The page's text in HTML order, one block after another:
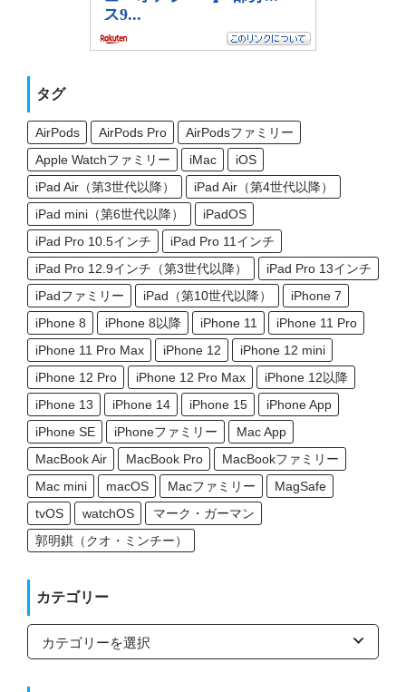
タグ
AirPods AirPods Pro
AirPodsファミリー
Apple Watchファミリー
iMac
iOS
iPad Air（第3世代以降）
iPad Air（第4世代以降）
iPad mini（第6世代以降）
iPadOS
iPad Pro 10.5インチ
iPad Pro 11インチ
iPad Pro 12.9インチ（第3世代以降）
iPad Pro 13インチ
iPadファミリー
iPad（第10世代以降）
iPhone 7
iPhone 8
iPhone 8以降 iPhone 11
iPhone 11 Pro
iPhone 11 Pro Max
iPhone 12
iPhone 12 mini
iPhone 12 Pro
iPhone 12 Pro Max
iPhone 12以降
iPhone 13
iPhone 14 iPhone 15
iPhone App
iPhone SE
iPhoneファミリー
Mac App
MacBook Air
MacBook Pro
MacBookファミリー
Mac mini
macOS Macファミリー
MagSafe
tvOS
watchOS
マーク・ガーマン
郭明錤（クオ・ミンチー）
カテゴリー
カ
ゴ
ー